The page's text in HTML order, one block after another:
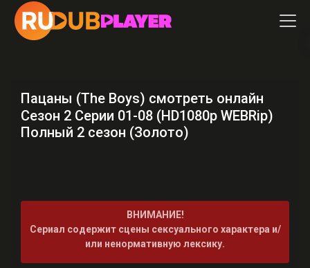
Пацаны (The Boys) смотреть онлайн
Сезон 2 Серии 01-08 (HD1080p WEBRip)
Полный 2 сезон (Золото)
ВНИМАНИЕ!
Сериал содержит сцены сексуального характера и/
или ненормативную лексику.